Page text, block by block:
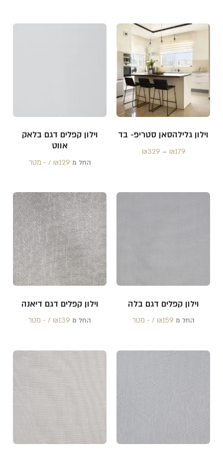
וילון גלילהסאן סטריפ- בד
₪179
–
₪329
וילון קפלים דגם בלאק
אווט
החל מ ₪129 /‏‏‎ ‎- מטר
וילון קפלים דגם בלה
החל מ ₪159 /‏‏‎ ‎- מטר
וילון קפלים דגם דיאנה
החל מ ₪139 /‏‏‎ ‎- מטר